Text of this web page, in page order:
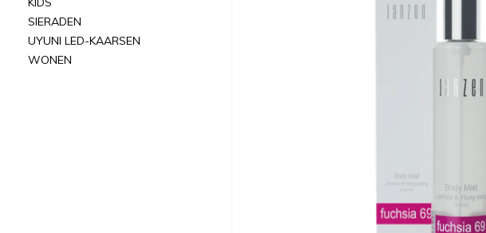
SIERADEN
UYUNI LED-KAARSEN
WONEN